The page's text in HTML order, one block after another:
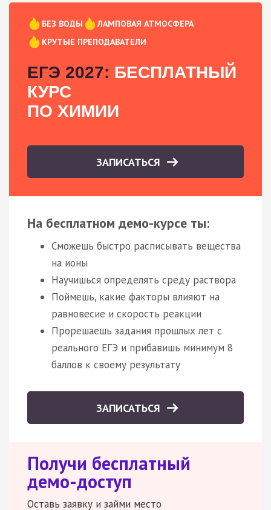
БЕЗ ВОДЫ
ЛАМПОВАЯ АТМОСФЕРА
КРУТЫЕ ПРЕПОДАВАТЕЛИ
ЕГЭ 2027: БЕСПЛАТНЫЙ
КУРС
ПО ХИМИИ
ЗАПИСАТЬСЯ
На бесплатном демо-курсе ты:
Сможешь быстро расписывать вещества
на ионы
Научишься определять среду раствора
Поймешь, какие факторы влияют на
равновесие и скорость реакции
Прорешаешь задания прошлых лет с
реального ЕГЭ и прибавишь минимум 8
баллов к своему результату
ЗАПИСАТЬСЯ
Получи бесплатный
демо-доступ
Оставь заявку и займи место